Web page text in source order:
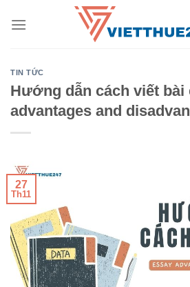
TIN TỨC
Hướng dẫn cách viết bài
advantages and
27
Th11